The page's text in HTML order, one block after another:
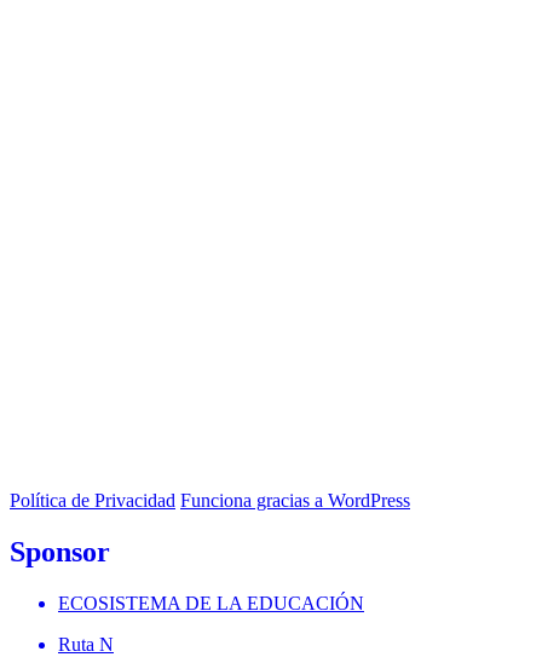
Política de Privacidad Funciona gracias a WordPress
Sponsor
ECOSISTEMA DE LA EDUCACIÓN
Ruta N